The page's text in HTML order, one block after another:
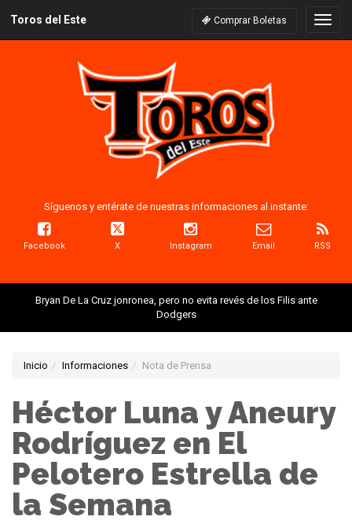
Toros del Este Comprar Boletas
Síguenos y entérate de nuestras informaciones al instante:
Facebook X Instagram Email RSS
Bryan De La Cruz jonronea, pero no evita revés de los Filis ante
Dodgers
Inicio Informaciones Nota de Prensa
Héctor Luna y Aneury
Rodríguez en El
Pelotero Estrella de
la Semana